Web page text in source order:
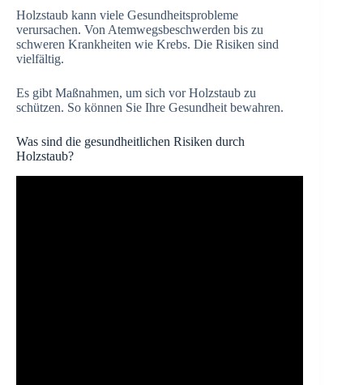
Holzstaub kann viele Gesundheitsprobleme
verursachen. Von Atemwegsbeschwerden bis zu
schweren Krankheiten wie Krebs. Die Risiken sind
vielfältig.
Es gibt Maßnahmen, um sich vor Holzstaub zu
schützen. So können Sie Ihre Gesundheit bewahren.
Was sind die gesundheitlichen Risiken durch
Holzstaub?